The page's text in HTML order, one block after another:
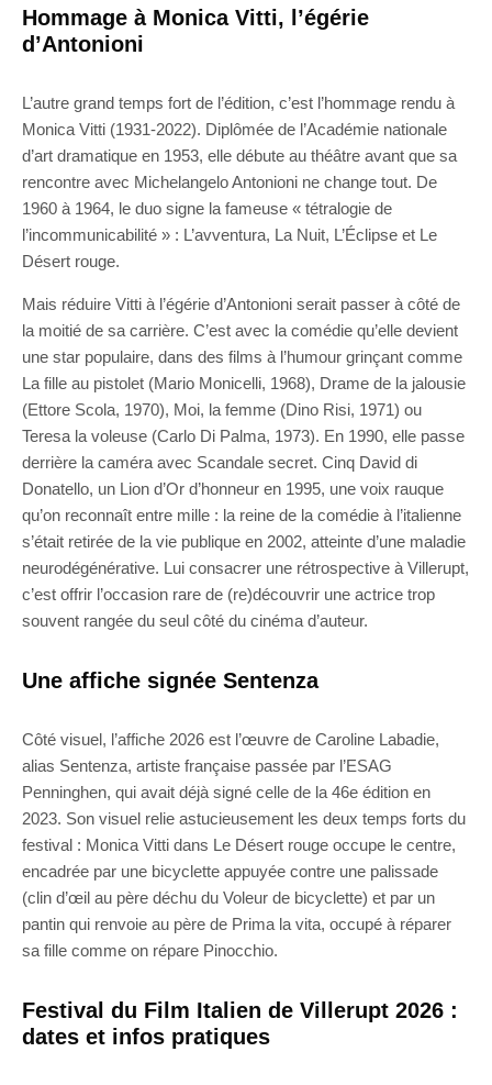
Hommage à Monica Vitti, l’égérie
d’Antonioni
L’autre grand temps fort de l’édition, c’est l’hommage rendu à
Monica Vitti (1931-2022). Diplômée de l’Académie nationale
d’art dramatique en 1953, elle débute au théâtre avant que sa
rencontre avec Michelangelo Antonioni ne change tout. De
1960 à 1964, le duo signe la fameuse « tétralogie de
l’incommunicabilité » : L’avventura, La Nuit, L’Éclipse et Le
Désert rouge.
Mais réduire Vitti à l’égérie d’Antonioni serait passer à côté de
la moitié de sa carrière. C’est avec la comédie qu’elle devient
une star populaire, dans des films à l’humour grinçant comme
La fille au pistolet (Mario Monicelli, 1968), Drame de la jalousie
(Ettore Scola, 1970), Moi, la femme (Dino Risi, 1971) ou
Teresa la voleuse (Carlo Di Palma, 1973). En 1990, elle passe
derrière la caméra avec Scandale secret. Cinq David di
Donatello, un Lion d’Or d’honneur en 1995, une voix rauque
qu’on reconnaît entre mille : la reine de la comédie à l’italienne
s’était retirée de la vie publique en 2002, atteinte d’une maladie
neurodégénérative. Lui consacrer une rétrospective à Villerupt,
c’est offrir l’occasion rare de (re)découvrir une actrice trop
souvent rangée du seul côté du cinéma d’auteur.
Une affiche signée Sentenza
Côté visuel, l’affiche 2026 est l’œuvre de Caroline Labadie,
alias Sentenza, artiste française passée par l’ESAG
Penninghen, qui avait déjà signé celle de la 46e édition en
2023. Son visuel relie astucieusement les deux temps forts du
festival : Monica Vitti dans Le Désert rouge occupe le centre,
encadrée par une bicyclette appuyée contre une palissade
(clin d’œil au père déchu du Voleur de bicyclette) et par un
pantin qui renvoie au père de Prima la vita, occupé à réparer
sa fille comme on répare Pinocchio.
Festival du Film Italien de Villerupt 2026 :
dates et infos pratiques